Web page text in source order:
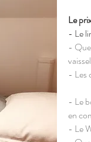
Le
- Le
-
- Les
- Le
en
- Le